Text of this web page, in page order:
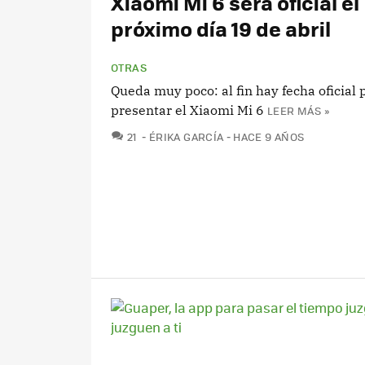
próximo día 19 de abril
OTRAS
Queda muy poco: al fin hay fecha oficial
presentar el Xiaomi Mi 6 LEER MÁS »
21 COMENTARIOS
ÉRIKA GARCÍA HACE 9 AÑOS